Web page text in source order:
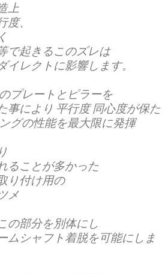
上
、
で起きるこのズレは
イレクトに影響します。
プレートとピラーを
事により 平行度 同心度が保た
グの性能を最大限に発揮
ることが多かった
り付け用の
メ
の部分を別体にし
ムシャフト着脱を可能にしま